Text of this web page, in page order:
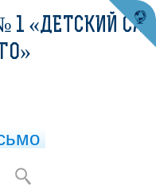
1 «ДЕТСКИЙ САД